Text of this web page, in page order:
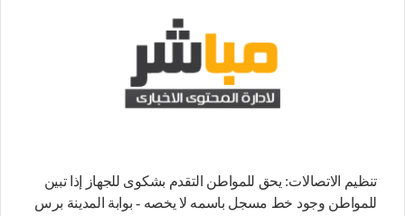
تنظيم الاتصالات: يحق للمواطن التقدم بشكوى للجهاز إذا تبين
للمواطن وجود خط مسجل باسمه لا يخصه - بوابة المدينة برس